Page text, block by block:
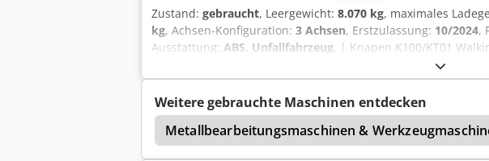
Zustand: gebraucht, Leergewicht: 8.070 kg, maximales
kg, Achsen-Konfiguration: 3 Achsen, Erstzulassung: 10/2024,
Ausstattung: ABS, Unfallfahrzeug, | Knapen K100/KT01
Boden | Rollplane, Stehpodest | BPW-Achsen mit
Reserveradhalter | Eigengewicht: 8070 kg |
Vorverkauf vorbehalten. Dcsdpfxozrxbbo Aqqok
Weitere gebrauchte Maschinen entdecken
Metallbearbeitungsmaschinen &